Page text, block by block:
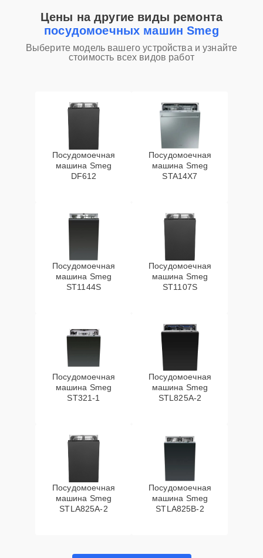
Цены на другие виды ремонта
посудомоечных машин Smeg
Выберите модель вашего устройства и узнайте
стоимость всех видов работ
Посудомоечная
машина Smeg
DF612
Посудомоечная
машина Smeg
STA14X7
Посудомоечная
машина Smeg
ST1144S
Посудомоечная
машина Smeg
ST1107S
Посудомоечная
машина Smeg
ST321-1
Посудомоечная
машина Smeg
STL825A-2
Посудомоечная
машина Smeg
STLA825A-2
Посудомоечная
машина Smeg
STLA825B-2